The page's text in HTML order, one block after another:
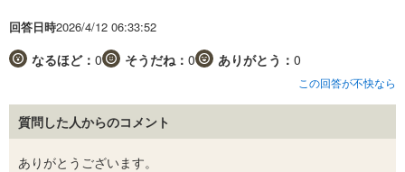
回答日時2026/4/12 06:33:52
なるほど： 0 そうだね： 0 ありがとう： 0
この回答が不快なら
質問した人からのコメント
ありがとうございます。